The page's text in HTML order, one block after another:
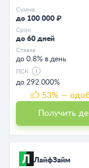
Сумма
до 100 000 ₽
Срок
до 60 дней
Ставка
до 0.8% в день
ПСК
до 292.000%
53% —
Получить
ЛайфЗайм